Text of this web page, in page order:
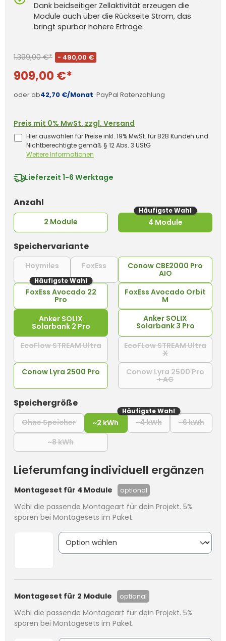
Dank beidseitiger Zellaktivität erzeugen die
Module auch über die Rückseite Strom, das
bringt spürbar höhere Erträge.
1.399,00 €* - 490,00 €
909,00 €*
oder ab42,70 €/Monat ·PayPal Ratenzahlung
Preis mit 0% MwSt. zzgl. Versand
Hier auswählen für Preise inkl. 19% MwSt. für B2B Kunden und
Nichtberechtigte gemäß § 12 Abs. 3 UStG
Weitere Informationen
Lieferzeit 1-6 Werktage
Anzahl
2 Module
Häufigste Wahl
4 Module
Speichervarianteauswählen
Hoymiles(Diese Option ist zurzeit nicht verfügbar.)
FoxEss(Diese Option ist zurzeit nicht
Conow CBE2000 Pro
AIO
Häufigste Wahl
FoxEss Avocado 22
Pro
FoxEss Avocado Orbit
M
Anker SOLIX
Solarbank 2 Pro
Anker SOLIX
Solarbank 3 Pro
EcoFlow STREAM Ultra(Diese Option ist zurzeit nicht
EcoFLow STREAM Ultra
X(Diese Option
Conow Lyra 2500 Pro Conow Lyra 2500 Pro
+ AC(Diese Option
Speichergrößeauswählen
Ohne Speicher(Diese Option ist zurzeit nicht verfügbar.)
~2 kWh
Häufigste Wahl
~4 kWh(Diese Option ist
~6 kWh
~8 kWh(Diese Option ist zurzeit nicht verfügbar.)
Lieferumfang individuell ergänzen
Montageset für 4 Module optional
Wähl die passende Montageart für dein Projekt. 5%
sparen bei Montagesets im Paket.
Montageset für 2 Module optional
Wähl die passende Montageart für dein Projekt. 5%
sparen bei Montagesets im Paket.